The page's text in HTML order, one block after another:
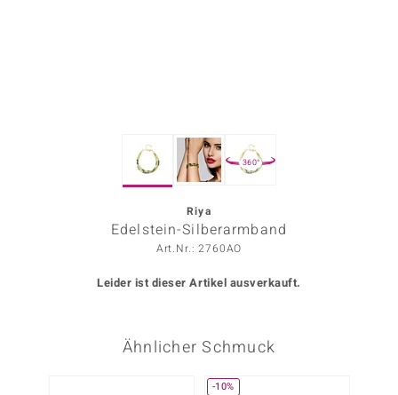
360°
Riya
Edelstein-Silberarmband
Art.Nr.: 2760AO
Leider ist dieser Artikel ausverkauft.
Ähnlicher Schmuck
-10%